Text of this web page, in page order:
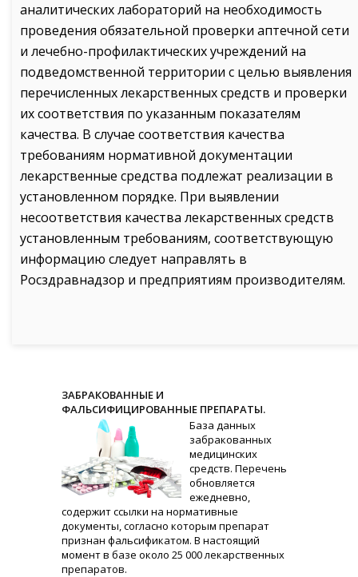
аналитических лабораторий на необходимость
проведения обязательной проверки аптечной сети
и лечебно-профилактических учреждений на
подведомственной территории с целью выявления
перечисленных лекарственных средств и проверки
их соответствия по указанным показателям
качества. В случае соответствия качества
требованиям нормативной документации
лекарственные средства подлежат реализации в
установленном порядке. При выявлении
несоответствия качества лекарственных средств
установленным требованиям, соответствующую
информацию следует направлять в
Росздравнадзор и предприятиям производителям.
ЗАБРАКОВАННЫЕ И
ФАЛЬСИФИЦИРОВАННЫЕ ПРЕПАРАТЫ.
База данных
забракованных
медицинских
средств. Перечень
обновляется
ежедневно,
содержит ссылки на нормативные
документы, согласно которым препарат
признан фальсификатом. В настоящий
момент в базе около 25 000 лекарственных
препаратов.